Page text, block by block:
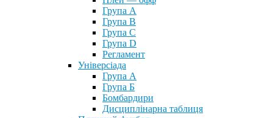
Група А
Група B
Група С
Група D
Регламент
Універсіада
Група А
Група Б
Бомбардири
Дисциплінарна таблиця